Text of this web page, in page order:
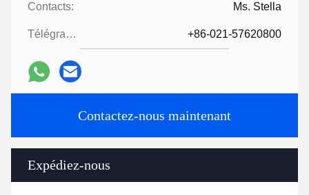
Contacts: Ms. Stella
Télégramme: +86-021-57620800
Contactez-nous maintenant
Expédiez-nous